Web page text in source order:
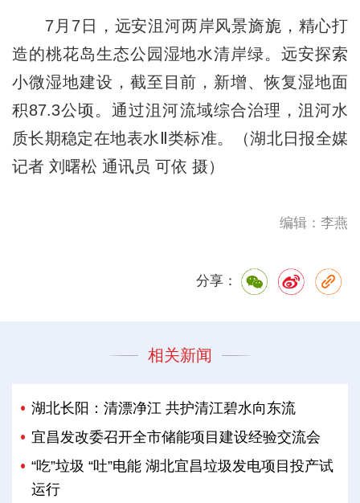
7月7日，远安沮河两岸风景旖旎，精心打
造的桃花岛生态公园湿地水清岸绿。远安探索
小微湿地建设，截至目前，新增、恢复湿地面
积87.3公顷。通过沮河流域综合治理，沮河水
质长期稳定在地表水Ⅱ类标准。（湖北日报全媒
记者 刘曙松 通讯员 可依 摄）
编辑：李燕
分享：
相关新闻
湖北长阳：清漂净江 共护清江碧水向东流
宜昌发改委召开全市储能项目建设经验交流会
“吃”垃圾 “吐”电能 湖北宜昌垃圾发电项目投产试
运行